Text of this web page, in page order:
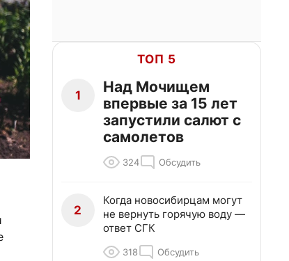
ТОП 5
1
Над Мочищем
впервые за 15 лет
запустили салют с
самолетов
324 Обсудить
2
Когда новосибирцам могут
не вернуть горячую воду —
ответ СГК
318 Обсудить